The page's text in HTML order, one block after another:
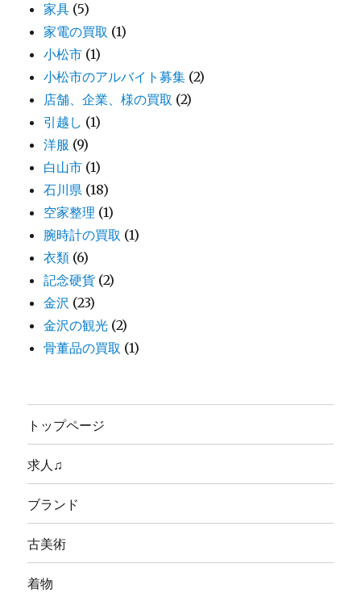
家具 (5)
家電の買取 (1)
小松市 (1)
小松市のアルバイト募集 (2)
店舗、企業、様の買取 (2)
引越し (1)
洋服 (9)
白山市 (1)
石川県 (18)
空家整理 (1)
腕時計の買取 (1)
衣類 (6)
記念硬貨 (2)
金沢 (23)
金沢の観光 (2)
骨董品の買取 (1)
トップページ
求人♫
ブランド
古美術
着物